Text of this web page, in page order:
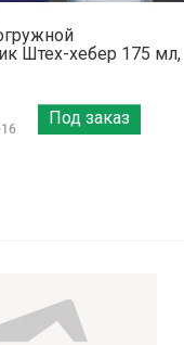
Штех-хебер 175 мл,
Под заказ